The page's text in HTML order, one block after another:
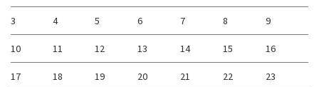
3 4 5 6 7 8 9
10 11 12 13 14 15 16
17 18 19 20 21 22 23